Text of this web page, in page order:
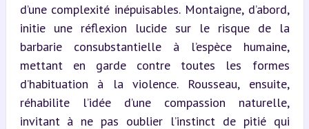
d’une complexité inépuisables. Montaigne, d’abord,
initie une réflexion lucide sur le risque de la
barbarie consubstantielle à l’espèce humaine,
mettant en garde contre toutes les formes
d’habituation à la violence. Rousseau, ensuite,
réhabilite l’idée d’une compassion naturelle,
invitant à ne pas oublier l’instinct de pitié qui